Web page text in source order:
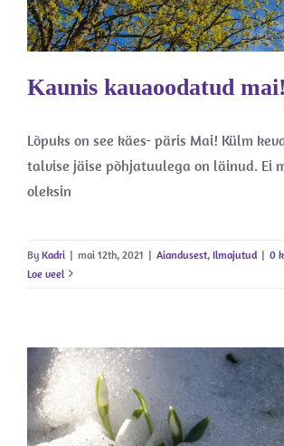
Kaunis kauaoodatud mai!
Lõpuks on see käes- päris Mai! Külm
talvise jäise põhjatuulega on läinud. Ei
oleksin
By Kadri | mai 12th, 2021 | Aiandusest, Ilmajutud | 0
Loe veel